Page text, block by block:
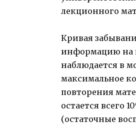
лекционного
Кривая
информацию на
наблюдается в
максимальное
повторения
остается всего
(остаточные